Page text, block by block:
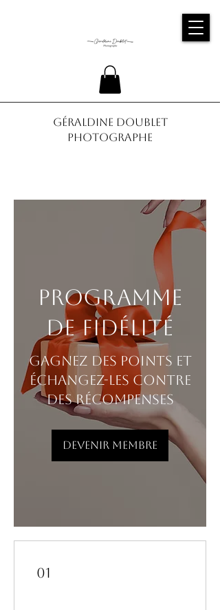
Géraldine Doublet
Photographe
Programme
de fidélité
Gagnez des points et
échangez-les contre
des récompenses
Devenir membre
01